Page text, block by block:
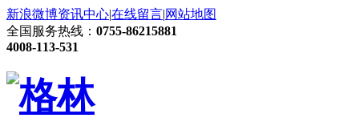
新浪微博资讯中心|在线留言|网站地图
全国服务热线： 0755-86215881
4008-113-531